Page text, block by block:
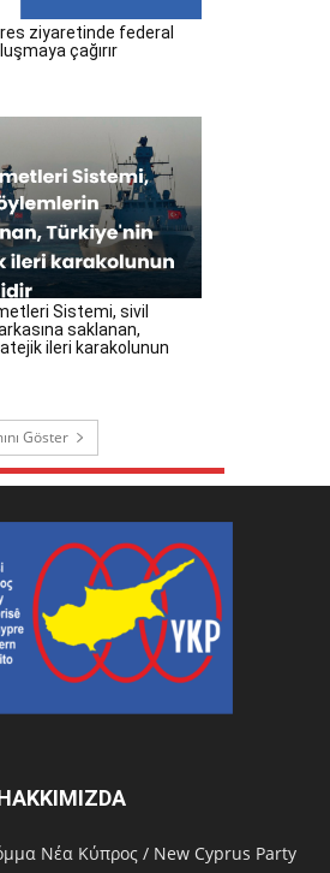
ziyaretinde federal
çağırır
Sistemi, sivil
saklanan,
ileri karakolunun
Göster
Νέα Κύπρος / New Cyprus Party